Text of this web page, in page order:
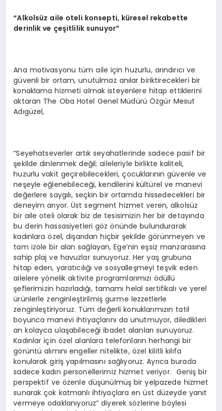
“Alkolsüz aile oteli konsepti, küresel rekabette
derinlik ve çeşitlilik sunuyor”
Ana motivasyonu tüm aile için huzurlu, arındırıcı ve
güvenli bir ortam, unutulmaz anılar biriktirecekleri bir
konaklama hizmeti almak isteyenlere hitap ettiklerini
aktaran The Oba Hotel Genel Müdürü Özgür Mesut
Adıgüzel,
“Seyehatseverler artık seyahatlerinde sadece pasif bir
şekilde dinlenmek değil; aileleriyle birlikte kaliteli,
huzurlu vakit geçirebilecekleri, çocuklarının güvenle ve
neşeyle eğlenebileceği, kendilerini kültürel ve manevi
değerlere saygılı, seçkin bir ortamda hissedecekleri bir
deneyim arıyor. Üst segment hizmet veren, alkolsüz
bir aile oteli olarak biz de tesisimizin her bir detayında
bu derin hassasiyetleri göz önünde bulundurarak
kadınlara özel, dışarıdan hiçbir şekilde görünmeyen ve
tam izole bir alan sağlayan, Ege’nin eşsiz manzarasına
sahip plaj ve havuzlar sunuyoruz. Her yaş grubuna
hitap eden, yaratıcılığı ve sosyalleşmeyi teşvik eden
ailelere yönelik aktivite programlarımızı ödüllü
şeflerimizin hazırladığı, tamamı helal sertifikalı ve yerel
ürünlerle zenginleştirilmiş gurme lezzetlerle
zenginleştiriyoruz. Tüm değerli konuklarımızın tatil
boyunca manevi ihtiyaçlarını da unutmuyor, diledikleri
an kolayca ulaşabileceği ibadet alanları sunuyoruz.
Kadınlar için özel alanlara telefonların herhangi bir
görüntü alımını engeller nitelikte, özel kilitli kılıfa
konularak giriş yapılmasını sağlıyoruz. Ayrıca burada
sadece kadın personellerimiz hizmet veriyor. Geniş bir
perspektif ve özenle düşünülmüş bir yelpazede hizmet
sunarak çok katmanlı ihtiyaçlara en üst düzeyde yanıt
vermeye odaklanıyoruz” diyerek sözlerine böylesi